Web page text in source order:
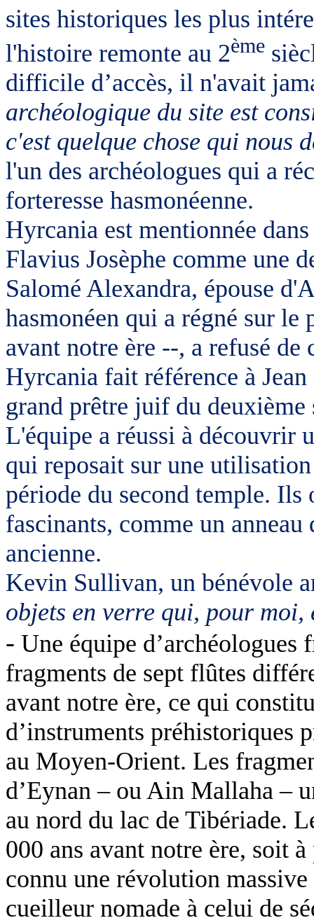
sites historiques les plus
l'histoire remonte au 2ème
difficile d’accès, il n'avait
archéologique du site est
c'est quelque chose qui nous
l'un des archéologues qui a
forteresse hasmonéenne.
Hyrcania est mentionnée
Flavius Josèphe comme une
Salomé Alexandra, épouse
hasmonéen qui a régné sur le
avant notre ère --, a refusé
Hyrcania fait référence à
grand prêtre juif du deuxième
L'équipe a réussi à découvrir
qui reposait sur une
période du second temple. Ils
fascinants, comme un
ancienne.
Kevin Sullivan, un bénévole
objets en verre qui, pour
- Une équipe d’archéologues
fragments de sept flûtes
avant notre ère, ce qui
d’instruments préhistoriques
au Moyen-Orient. Les
d’Eynan – ou Ain Mallaha –
au nord du lac de Tibériade.
000 ans avant notre ère, soit
connu une révolution massive
cueilleur nomade à celui de